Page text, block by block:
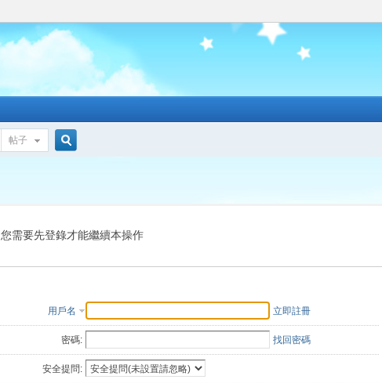
帖子
索
您需要先登錄才能繼續本操作
用戶名 立即註冊
密碼: 找回密碼
安全提問: